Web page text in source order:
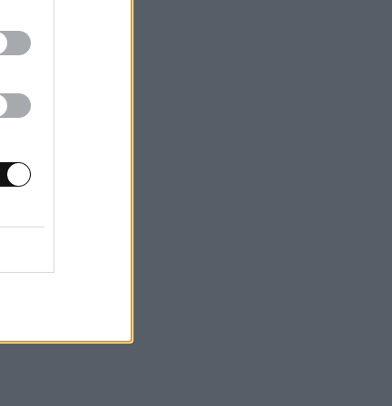
σκέψη,
ξεπερνάτε